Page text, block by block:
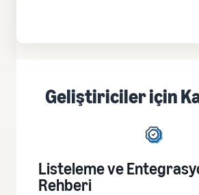
Geliştiriciler için
Listeleme ve
Rehberi